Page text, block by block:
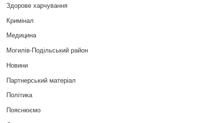
Здорове харчування
Кримінал
Медицина
Могилів-Подільський район
Новини
Партнерський матеріал
Політика
Пояснюємо